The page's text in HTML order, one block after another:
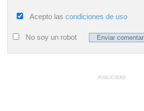
Acepto las condiciones de uso
No soy un robot
PUBLICIDAD